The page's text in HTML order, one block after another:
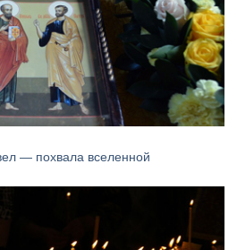
— похвала вселенной